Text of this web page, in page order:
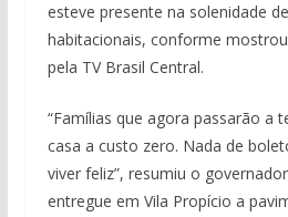
esteve presente na solenidade
habitacionais, conforme
pela TV Brasil Central.
“Famílias que agora passarão a
casa a custo zero. Nada de
viver feliz”, resumiu o
entregue em Vila Propício a